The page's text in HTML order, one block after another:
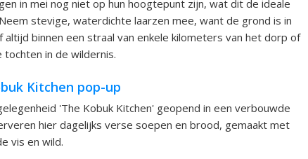
in mei nog niet op hun hoogtepunt zijn, wat dit de ideale
stevige, waterdichte laarzen mee, want de grond is in
binnen een straal van enkele kilometers van het dorp of
tochten in de wildernis.
Kitchen pop-up
'The Kobuk Kitchen' geopend in een verbouwde
hier dagelijks verse soepen en brood, gemaakt met
vis en wild.